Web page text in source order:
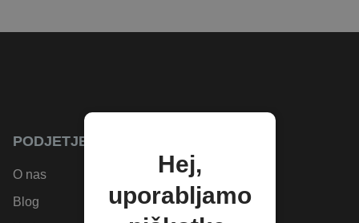
PODJETJE
O nas
Blog
Hej,
uporabljamo